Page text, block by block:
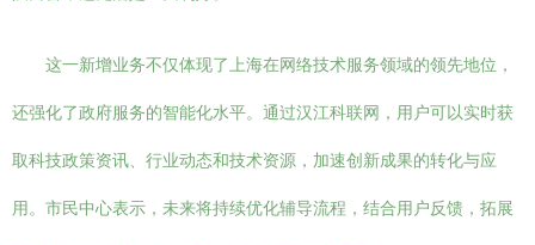
这一新增业务不仅体现了上海在网络技术服务领域的领先地位，
还强化了政府服务的智能化水平。通过汉江科联网，用户可以实时获
取科技政策资讯、行业动态和技术资源，加速创新成果的转化与应
用。市民中心表示，未来将持续优化辅导流程，结合用户反馈，拓展